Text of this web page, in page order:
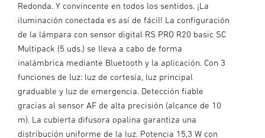
Redonda. Y convincente en todos los sentidos. ¡La
iluminación conectada es así de fácil! La configuración
de la lámpara con sensor digital RS PRO R20 basic SC
Multipack (5 uds.) se lleva a cabo de forma
inalámbrica mediante Bluetooth y la aplicación. Con 3
funciones de luz: luz de cortesía, luz principal
graduable y luz de emergencia. Detección fiable
gracias al sensor AF de alta precisión (alcance de 10
m). La cubierta difusora opalina garantiza una
distribución uniforme de la luz. Potencia 15,3 W con